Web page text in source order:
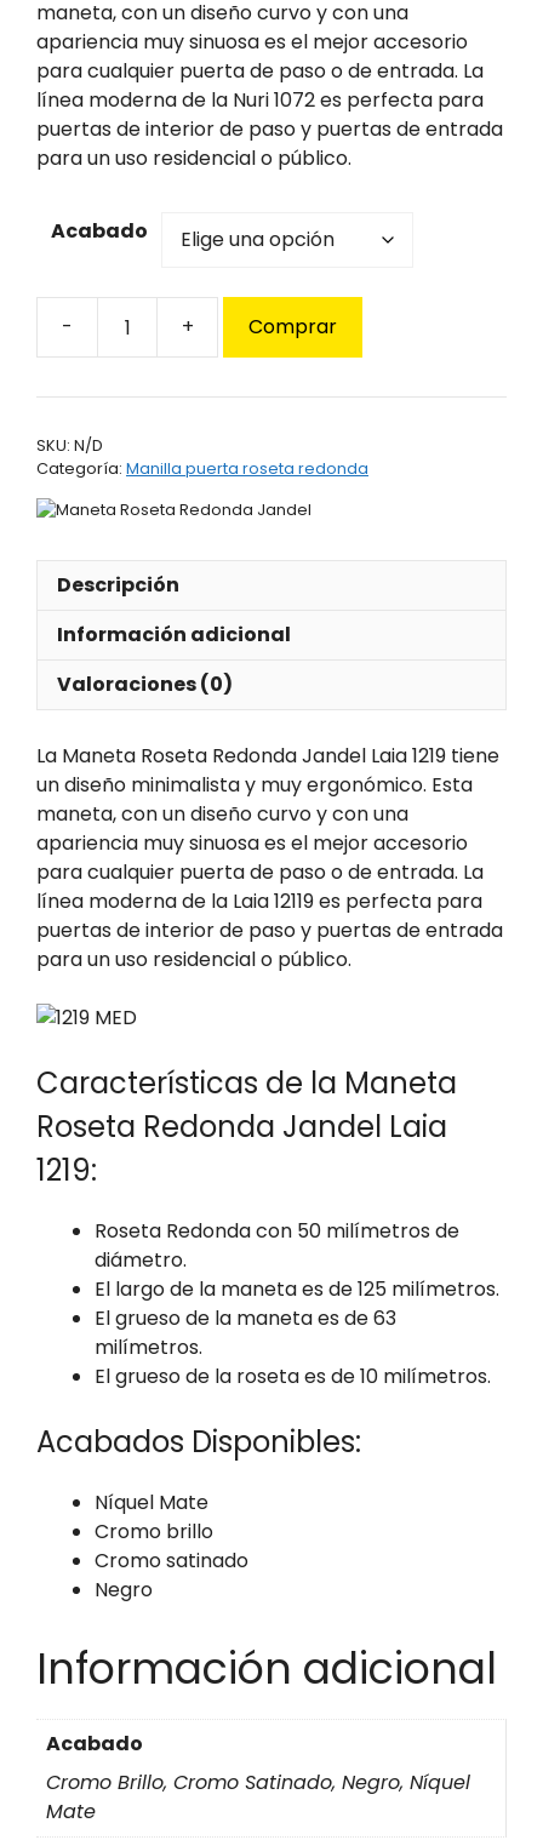
25,95€
hasta
26,95€
maneta, con un diseño curvo y con una
apariencia muy sinuosa es el mejor accesorio
para cualquier puerta de paso o de entrada. La
línea moderna de la Nuri 1072 es perfecta para
puertas de interior de paso y puertas de entrada
para un uso residencial o público.
Acabado
Maneta
Redonda
1219
cantidad
Comprar
SKU: N/D
Categoría: Manilla puerta roseta redonda
Descripción
Información adicional
Valoraciones (0)
La Maneta Roseta Redonda Jandel Laia 1219 tiene
un diseño minimalista y muy ergonómico. Esta
maneta, con un diseño curvo y con una
apariencia muy sinuosa es el mejor accesorio
para cualquier puerta de paso o de entrada. La
línea moderna de la Laia 12119 es perfecta para
puertas de interior de paso y puertas de entrada
para un uso residencial o público.
Características de la Maneta
Roseta Redonda Jandel Laia
1219:
Roseta Redonda con 50 milímetros de
diámetro.
El largo de la maneta es de 125 milímetros.
El grueso de la maneta es de 63
milímetros.
El grueso de la roseta es de 10 milímetros.
Acabados Disponibles:
Níquel Mate
Cromo brillo
Cromo satinado
Negro
Información adicional
Acabado
Cromo Brillo, Cromo Satinado, Negro, Níquel
Mate